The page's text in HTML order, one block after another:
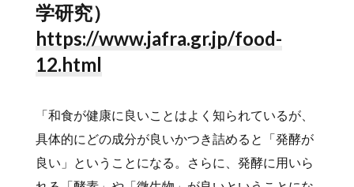
学研究）
https://www.jafra.gr.jp/food-
12.html
「和食が健康に良いことはよく知られているが、
具体的にどの成分が良いかつき詰めると「発酵が
良い」ということになる。さらに、発酵に用いら